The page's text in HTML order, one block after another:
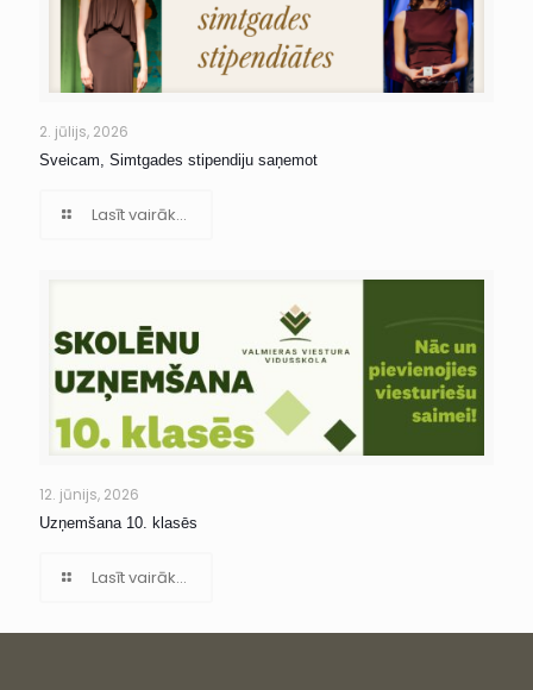
2. jūlijs, 2026
Sveicam, Simtgades stipendiju saņemot
Lasīt vairāk...
12. jūnijs, 2026
Uzņemšana 10. klasēs
Lasīt vairāk...